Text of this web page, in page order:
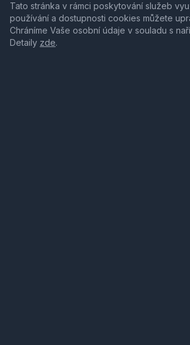
Tato stránka v rámci poskytování služeb
používání a dostupnosti cookies můžete
Chráníme Vaše osobní údaje v souladu s
Detaily zde.